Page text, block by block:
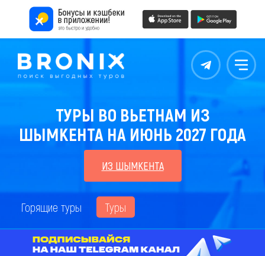
Контакты Меню
ТУРЫ ВО ВЬЕТНАМ ИЗ
ШЫМКЕНТА НА ИЮНЬ 2027 ГОДА
ИЗ ШЫМКЕНТА
Горящие туры Туры